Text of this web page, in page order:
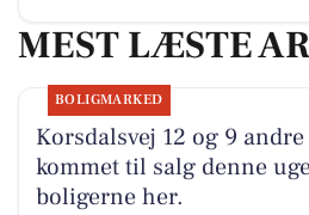
MEST LÆSTE
BOLIGMARKED
Korsdalsvej 12 og 9
kommet til salg denne
boligerne her.